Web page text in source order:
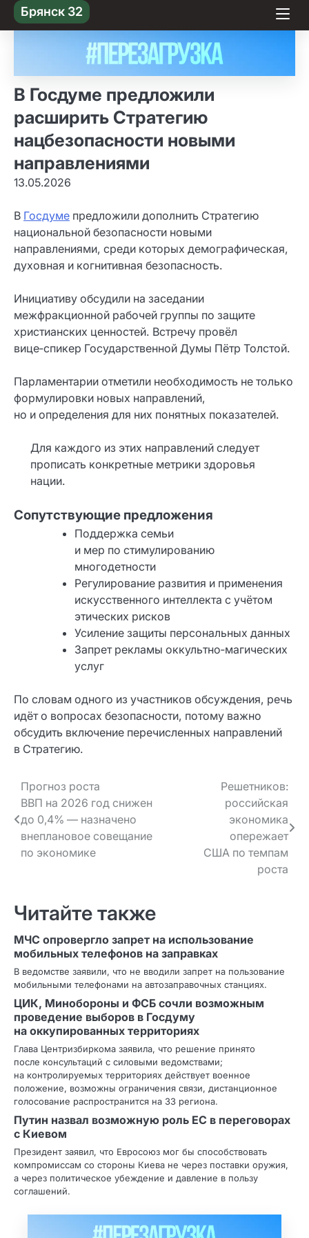
Skip
to content
Брянск 32
В Госдуме предложили
расширить Стратегию
нацбезопасности новыми
направлениями
13.05.2026
В Госдуме предложили дополнить Стратегию
национальной безопасности новыми
направлениями, среди которых демографическая,
духовная и когнитивная безопасность.
Инициативу обсудили на заседании
межфракционной рабочей группы по защите
христианских ценностей. Встречу провёл
вице‑спикер Государственной Думы Пётр Толстой.
Парламентарии отметили необходимость не только
формулировки новых направлений,
но и определения для них понятных показателей.
Для каждого из этих направлений следует
прописать конкретные метрики здоровья
нации.
Сопутствующие предложения
Поддержка семьи
и мер по стимулированию
многодетности
Регулирование развития и применения
искусственного интеллекта с учётом
этических рисков
Усиление защиты персональных данных
Запрет рекламы оккультно‑магических
услуг
По словам одного из участников обсуждения, речь
идёт о вопросах безопасности, потому важно
обсудить включение перечисленных направлений
в Стратегию.
Навигация
по записям
Прогноз роста
ВВП на 2026 год снижен
до 0,4% — назначено
внеплановое совещание
по экономике
Решетников:
российская
экономика
опережает
США по темпам
роста
Читайте также
МЧС опровергло запрет на использование
мобильных телефонов на заправках
В ведомстве заявили, что не вводили запрет на пользование
мобильными телефонами на автозаправочных станциях.
ЦИК, Минобороны и ФСБ сочли возможным
проведение выборов в Госдуму
на оккупированных территориях
Глава Центризбиркома заявила, что решение принято
после консультаций с силовыми ведомствами;
на контролируемых территориях действует военное
положение, возможны ограничения связи, дистанционное
голосование распространится на 33 региона.
Путин назвал возможную роль ЕС в переговорах
с Киевом
Президент заявил, что Евросоюз мог бы способствовать
компромиссам со стороны Киева не через поставки оружия,
а через политическое убеждение и давление в пользу
соглашений.